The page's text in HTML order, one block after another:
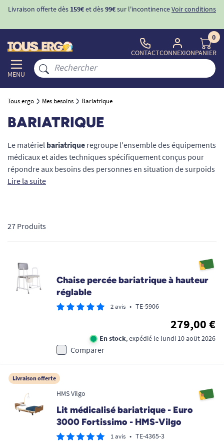
-10%avec le code "BIENVENUE" pourla 1ère commande
MENU
CONTACTCONNEXION
0
PANIER
Tous ergo Mes besoins Bariatrique
BARIATRIQUE
Le matériel bariatrique regroupe l'ensemble des équipements
médicaux et aides techniques spécifiquement conçus pour
répondre aux besoins des personnes en situation de surpoids
ou d'obésité. Contrairement aux dispositifs standards, ces
garantir votre sécurité lors des transferts et optimiser votre
médicalisé grande largeur ou une chaise de douche robuste,
découvrez des produits fiables pour favoriser votre
autonomie en toute dignité.
Lire la suite
27 Produits
Chaise percée bariatrique à hauteur
réglable
2 avis • TE-5906
279,00 €
En stock, expédié le lundi 10 août 2026
Comparer
Livraison offerte
HMS Vilgo
Lit médicalisé bariatrique - Euro
3000 Fortissimo - HMS-Vilgo
1 avis • TE-4365-3